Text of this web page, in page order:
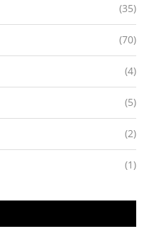
(35)
(70)
(4)
(5)
(2)
(1)